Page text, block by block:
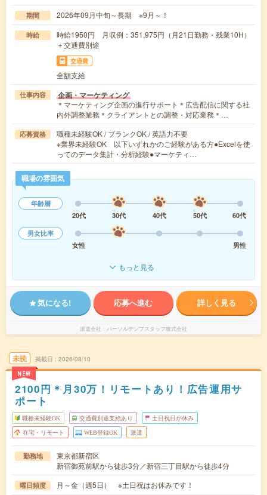
期間 2026年09月中旬～長期 ※9月～！
時給
時給1950円 月収例：351,975円（月21日勤務・残業10H）
＋交通費別途
交通費
全額支給
仕事内容 企画・マーケティング
＊マーケティング企画の進行サポート＊広告配信に関する社
内外調整業務＊クライアントとの調整・対応業務＊…
応募資格
職種未経験OK / ブランクOK / 英語力不要
※業界未経験OK 以下いずれかのご経験がある方●Excelを使
ってのデータ集計・分析経験●マーケティ…
職場の雰囲気
年齢層
20代
30代 40代 50代
60代
男女比率
女性
男性
もっと見る
気になる! 応募へ進む 詳しく見る
派遣会社 パーソルテンプスタッフ株式会社
未読
NEW
掲載日 2026/08/10
2100円＊月30万！リモートあり！広告運用サ
ポート
職種未経験OK 交通費別途支給あり 土日祝日が休み
在宅・リモート WEB登録OK 派遣
勤務地
東京都新宿区
新宿御苑前駅から徒歩3分／新宿三丁目駅から徒歩4分
曜日頻度 月～金（週5日） ※土日祝はお休みです！